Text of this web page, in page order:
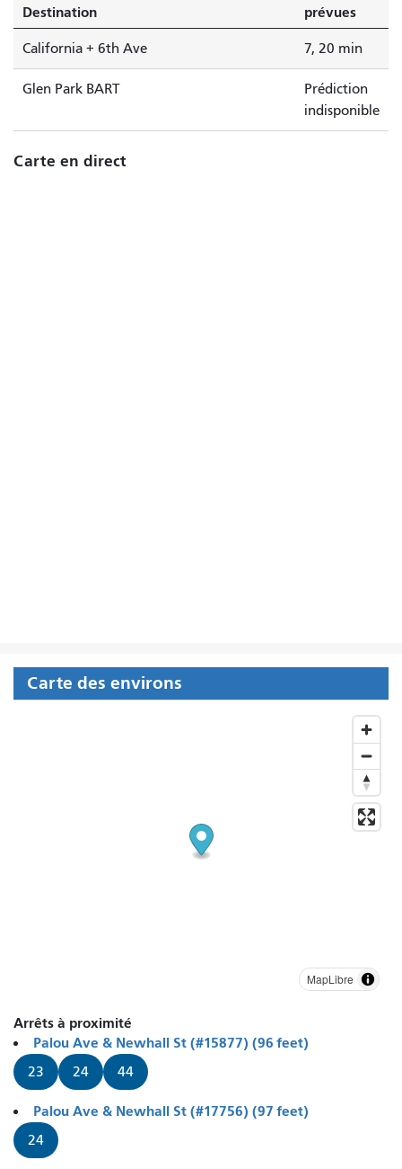
Destination
prévues
California + 6th Ave 7, 20 min
Glen Park BART
Prédiction
indisponible
Carte en direct
Carte des environs
MapLibre
Arrêts à proximité
Palou Ave & Newhall St (#15877) (96 feet)
23 24 44
Palou Ave & Newhall St (#17756) (97 feet)
24